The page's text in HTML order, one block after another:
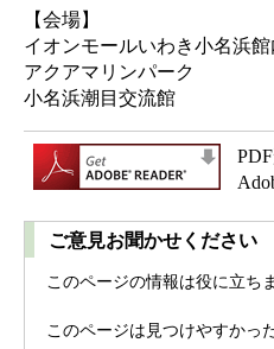
【会場】
イオンモールいわき小名浜館
アクアマリンパーク
小名浜潮目交流館
ご意見お聞かせください
このページの情報は役に立ち
このページは見つけやすかっ